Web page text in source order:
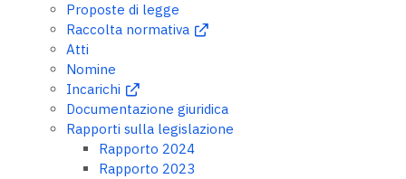
Proposte di legge
Raccolta normativa
Atti
Nomine
Incarichi
Documentazione giuridica
Rapporti sulla legislazione
Rapporto 2024
Rapporto 2023